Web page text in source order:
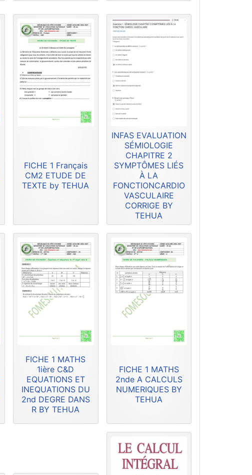
FICHE 1 Français
CM2 ETUDE DE
TEXTE by TEHUA
INFAS EVALUATION
SÉMIOLOGIE
CHAPITRE 2
SYMPTÔMES LIÉS
À LA
FONCTIONCARDIO
VASCULAIRE
CORRIGE BY
TEHUA
FICHE 1 MATHS
1ière C&D
EQUATIONS ET
INEQUATIONS DU
2nd DEGRE DANS
R BY TEHUA
FICHE 1 MATHS
2nde A CALCULS
NUMERIQUES BY
TEHUA